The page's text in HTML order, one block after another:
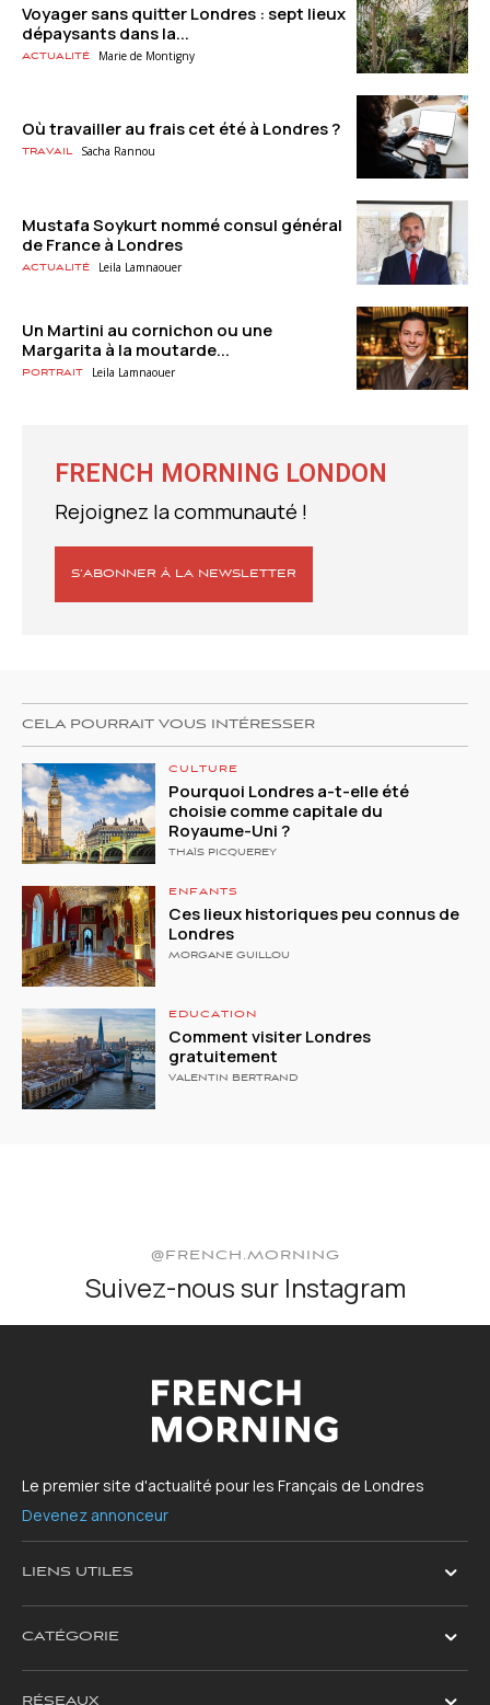
Voyager sans quitter Londres : sept lieux
dépaysants dans la...
Actualité Marie de Montigny
Où travailler au frais cet été à Londres ?
Travail Sacha Rannou
Mustafa Soykurt nommé consul général
de France à Londres
Actualité Leila Lamnaouer
Un Martini au cornichon ou une
Margarita à la moutarde...
Portrait Leila Lamnaouer
FRENCH MORNING LONDON
Rejoignez la communauté !
S’ABONNER À LA NEWSLETTER
CELA POURRAIT VOUS INTÉRESSER
CULTURE
Pourquoi Londres a-t-elle été
choisie comme capitale du
Royaume-Uni ?
THAÏS PICQUEREY
ENFANTS
Ces lieux historiques peu connus de
Londres
MORGANE GUILLOU
EDUCATION
Comment visiter Londres
gratuitement
VALENTIN BERTRAND
@FRENCH.MORNING
Suivez-nous sur Instagram
Le premier site d'actualité pour les Français de Londres
Devenez annonceur
LIENS UTILES
CATÉGORIE